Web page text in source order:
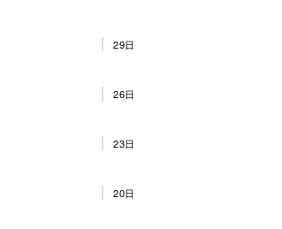
29日
26日
23日
20日